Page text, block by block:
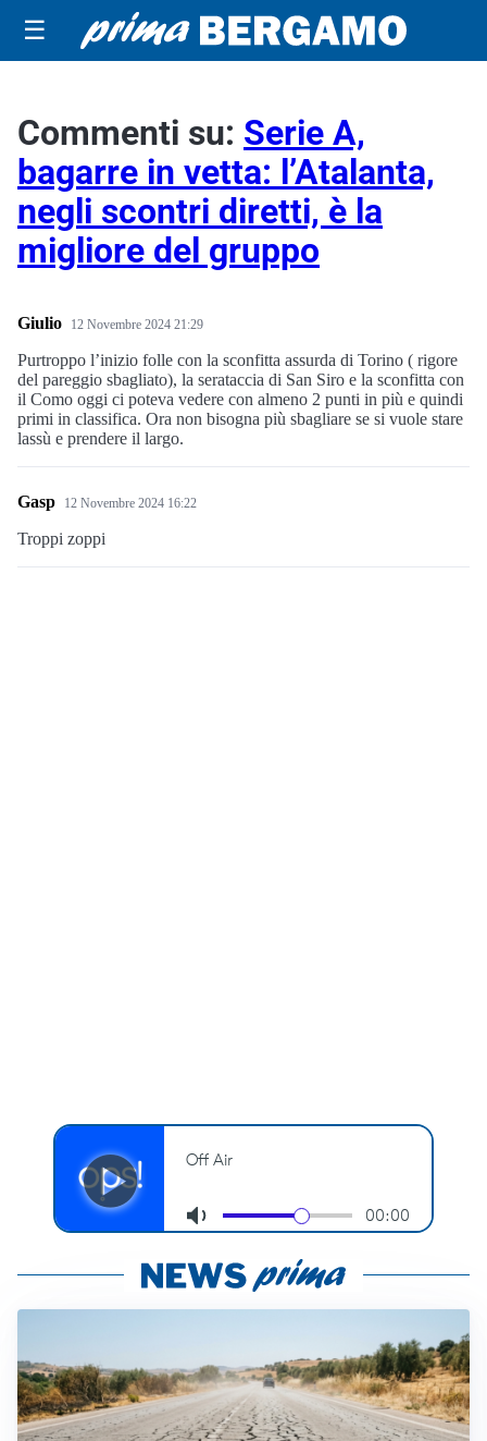
☰
Commenti su: Serie A,
bagarre in vetta: l’Atalanta,
negli scontri diretti, è la
migliore del gruppo
Giulio 12 Novembre 2024 21:29
Purtroppo l’inizio folle con la sconfitta assurda di Torino ( rigore
del pareggio sbagliato), la serataccia di San Siro e la sconfitta con
il Como oggi ci poteva vedere con almeno 2 punti in più e quindi
primi in classifica. Ora non bisogna più sbagliare se si vuole stare
lassù e prendere il largo.
Gasp 12 Novembre 2024 16:22
Troppi zoppi